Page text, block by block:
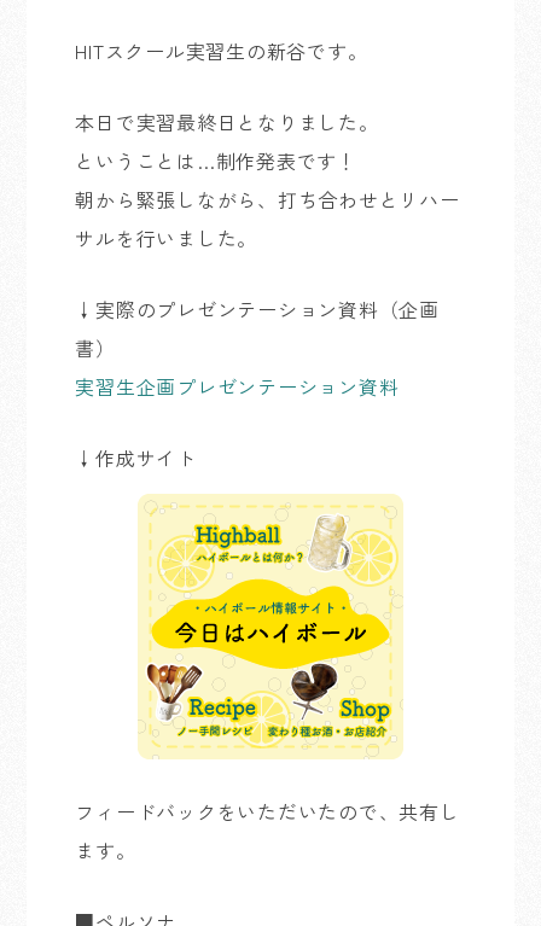
HITスクール実習生の新谷です。
本日で実習最終日となりました。
ということは…制作発表です！
朝から緊張しながら、打ち合わせとリハー
サルを行いました。
↓実際のプレゼンテーション資料（企画
書）
実習生企画プレゼンテーション資料
↓作成サイト
フィードバックをいただいたので、共有し
ます。